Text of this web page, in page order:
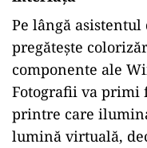
Pe lângă
pregătește
componente ale
Fotografii va primi
printre care
lumină virtuală,